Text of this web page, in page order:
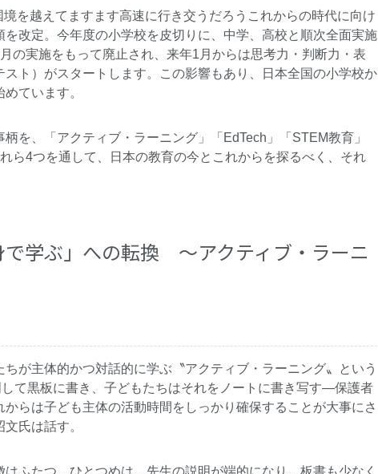
を越えてますます高速に行き交うだろうこれからの時代に向け
改定。今年度の小学校を皮切りに、中学、高校と順次全面実施
の実施をもって廃止され、来年1月からは思考力・判断力・表
ト）がスタートします。この影響もあり、日本全国の小学校か
ています。
を、「アクティブ・ラーニング」「EdTech」「STEM教育」
ら4つを通して、日本の教育の今とこれからを探るべく、それ
で学ぶ」への転換 ～アクティブ・ラーニ
が主体的かつ対話的に学ぶ〝アクティブ・ラーニング〟という
て黒板に書き、子どもたちはそれをノートに書き写す―保護者
らは子ども主体の活動時間をしっかり確保することが大事にさ
氏は話す。